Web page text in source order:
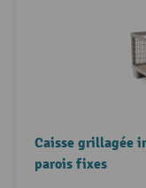
Caisse grillagée
parois fixes